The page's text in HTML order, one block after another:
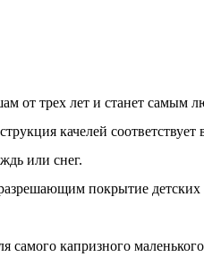
от трех лет и станет самым
качелей
или снег.
покрытие
самого капризного